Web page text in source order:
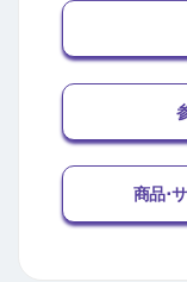
商品･